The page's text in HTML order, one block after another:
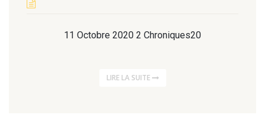
11 Octobre 2020 2 Chroniques20
LIRE LA SUITE